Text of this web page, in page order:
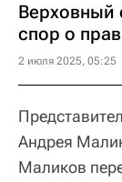
Верховный
спор о
2 июля 2025, 05:25
Андрея
Маликов